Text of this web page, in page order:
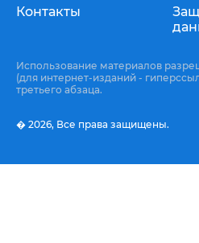
Контакты
Использование материалов
(для интернет-изданий -
третьего абзаца.
� 2026, Все права защищены.